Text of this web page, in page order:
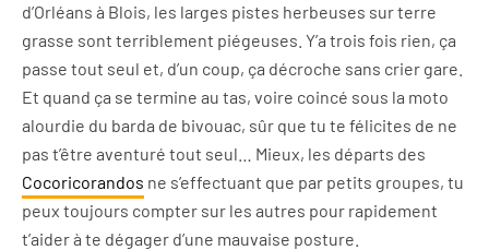
d’Orléans à Blois, les larges pistes herbeuses sur terre
grasse sont terriblement piégeuses. Y’a trois fois rien, ça
passe tout seul et, d’un coup, ça décroche sans crier gare.
Et quand ça se termine au tas, voire coincé sous la moto
alourdie du barda de bivouac, sûr que tu te félicites de ne
pas t’être aventuré tout seul… Mieux, les départs des
Cocoricorandos ne s’effectuant que par petits groupes, tu
peux toujours compter sur les autres pour rapidement
t’aider à te dégager d’une mauvaise posture.